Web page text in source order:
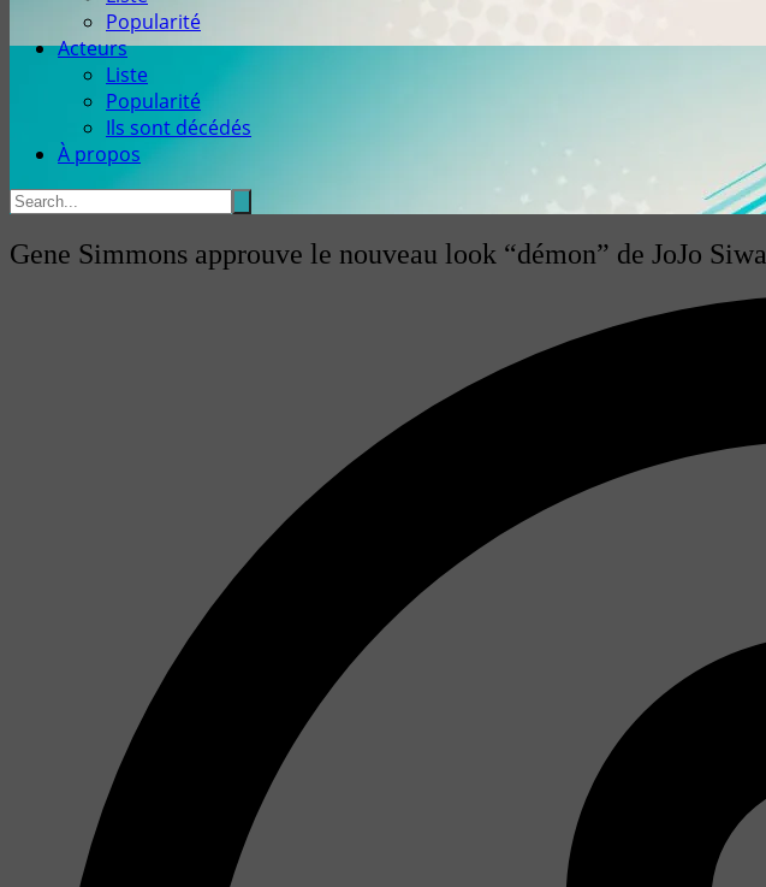
Popularité
Acteurs
Liste
Popularité
Ils sont décédés
À propos
Gene Simmons approuve le nouveau look “démon” de JoJo Siwa